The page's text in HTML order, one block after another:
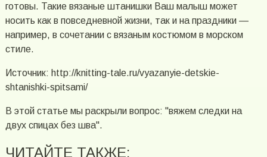
готовы. Такие вязаные штанишки Ваш малыш может
носить как в повседневной жизни, так и на праздники —
например, в сочетании с вязаным костюмом в морском
стиле.
Источник: http://knitting-tale.ru/vyazanyie-detskie-
shtanishki-spitsami/
В этой статье мы раскрыли вопрос: "вяжем следки на
двух спицах без шва".
ЧИТАЙТЕ ТАКЖЕ: